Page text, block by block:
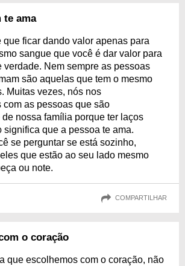
te ama
que ficar dando valor apenas para
sangue que você é dar valor para
verdade. Nem sempre as pessoas
são aquelas que tem o mesmo
Muitas vezes, nós nos
com as pessoas que são
nossa família porque ter laços
significa que a pessoa te ama.
se perguntar se está sozinho,
que estão ao seu lado mesmo
ou note.
COMPARTILHAR
o coração
que escolhemos com o coração, não